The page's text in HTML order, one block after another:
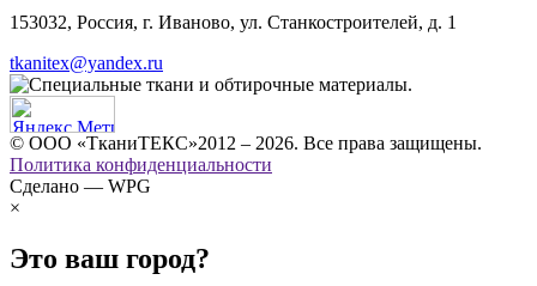
153032, Россия, г. Иваново, ул. Станкостроителей, д. 1
tkanitex@yandex.ru
© ООО «ТканиТЕКС»2012 – 2026. Все права защищены.
Политика конфиденциальности
Сделано — WPG
×
Это ваш город?